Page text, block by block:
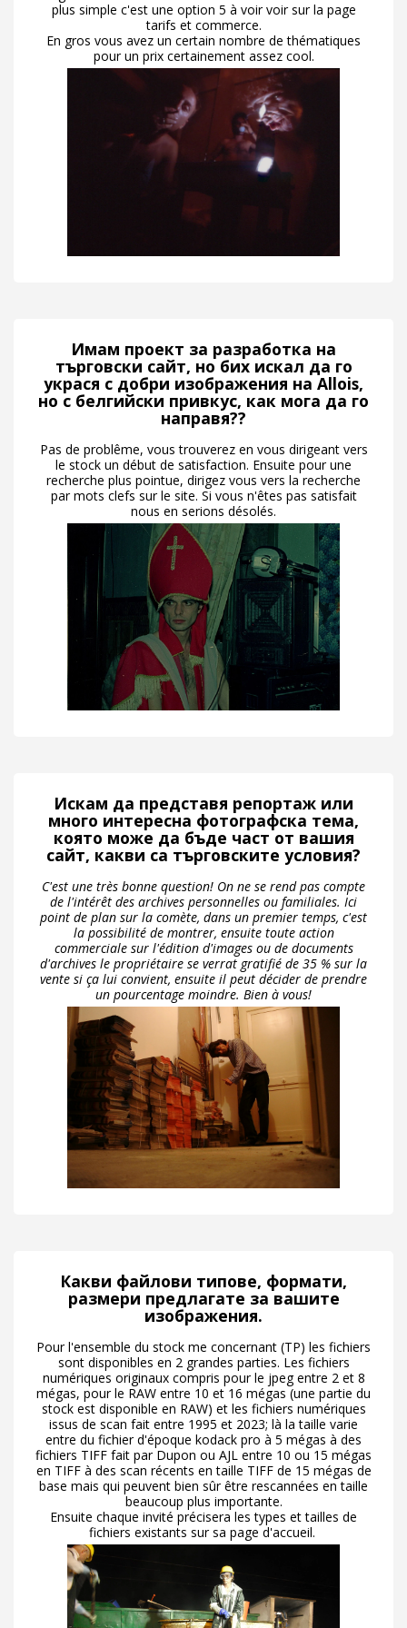
plus simple c'est une option 5 à voir voir sur la page
tarifs et commerce.
En gros vous avez un certain nombre de thématiques
pour un prix certainement assez cool.
Имам проект за разработка на
търговски сайт, но бих искал да го
украся с добри изображения на Allois,
но с белгийски привкус, как мога да го
направя??
Pas de problême, vous trouverez en vous dirigeant vers
le stock un début de satisfaction. Ensuite pour une
recherche plus pointue, dirigez vous vers la recherche
par mots clefs sur le site. Si vous n'êtes pas satisfait
nous en serions désolés.
Искам да представя репортаж или
много интересна фотографска тема,
която може да бъде част от вашия
сайт, какви са търговските условия?
C'est une très bonne question! On ne se rend pas compte
de l'intérêt des archives personnelles ou familiales. Ici
point de plan sur la comète, dans un premier temps, c'est
la possibilité de montrer, ensuite toute action
commerciale sur l'édition d'images ou de documents
d'archives le propriétaire se verrat gratifié de 35 % sur la
vente si ça lui convient, ensuite il peut décider de prendre
un pourcentage moindre. Bien à vous!
Какви файлови типове, формати,
размери предлагате за вашите
изображения.
Pour l'ensemble du stock me concernant (TP) les fichiers
sont disponibles en 2 grandes parties. Les fichiers
numériques originaux compris pour le jpeg entre 2 et 8
mégas, pour le RAW entre 10 et 16 mégas (une partie du
stock est disponible en RAW) et les fichiers numériques
issus de scan fait entre 1995 et 2023; là la taille varie
entre du fichier d'époque kodack pro à 5 mégas à des
fichiers TIFF fait par Dupon ou AJL entre 10 ou 15 mégas
en TIFF à des scan récents en taille TIFF de 15 mégas de
base mais qui peuvent bien sûr être rescannées en taille
beaucoup plus importante.
Ensuite chaque invité précisera les types et tailles de
fichiers existants sur sa page d'accueil.